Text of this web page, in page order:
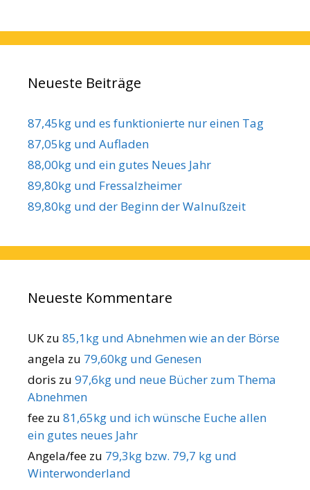
Neueste Beiträge
87,45kg und es funktionierte nur einen Tag
87,05kg und Aufladen
88,00kg und ein gutes Neues Jahr
89,80kg und Fressalzheimer
89,80kg und der Beginn der Walnußzeit
Neueste Kommentare
UKzu 85,1kg und Abnehmen wie an der Börse
angela zu 79,60kg und Genesen
doris zu 97,6kg und neue Bücher zum Thema
Abnehmen
fee zu 81,65kg und ich wünsche Euche allen
ein gutes neues Jahr
Angela/fee zu 79,3kg bzw. 79,7 kg und
Winterwonderland